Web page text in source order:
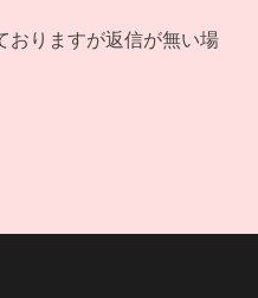
おりますが返信が無い場